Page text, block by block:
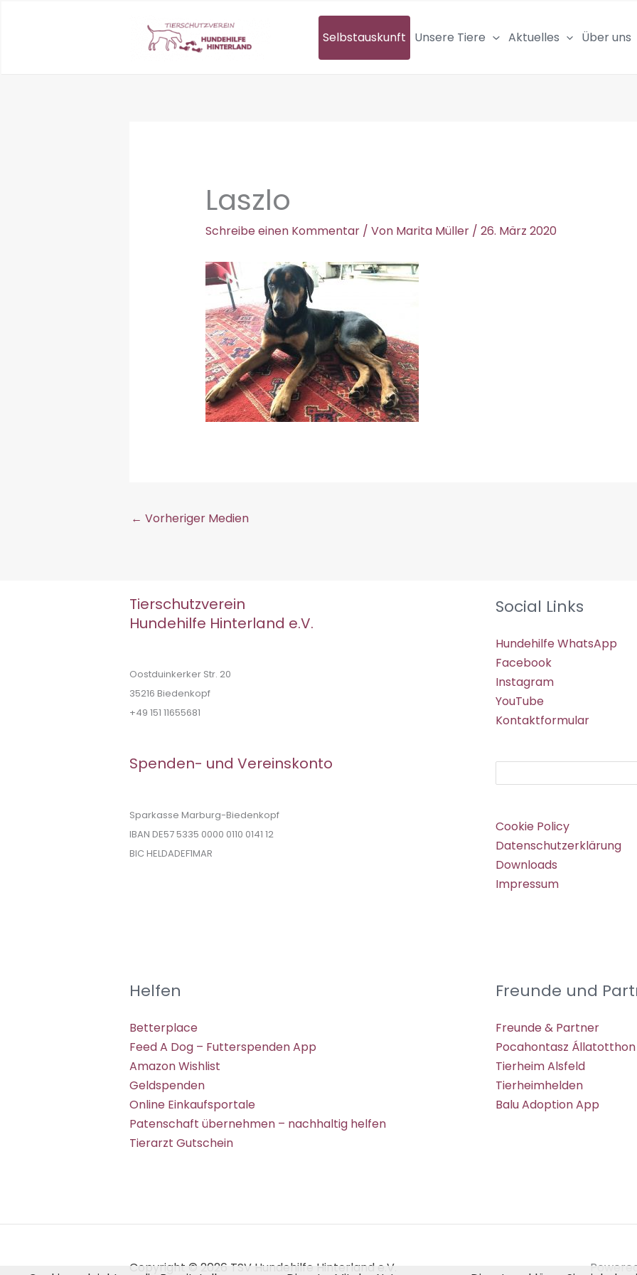
Selbstauskunft Unsere Tiere Aktuelles Über uns
Laszlo
Schreibe einen Kommentar / Von Marita Müller / 26. März 2020
← Vorheriger Medien
Tierschutzverein
Hundehilfe Hinterland e.V.
Oostduinkerker Str. 20
35216 Biedenkopf
+49 151 11655681
Spenden- und Vereinskonto
Sparkasse Marburg-Biedenkopf
IBAN DE57 5335 0000 0110 0141 12
BIC HELDADEF1MAR
Social Links
Hundehilfe WhatsApp
Facebook
Instagram
YouTube
Kontaktformular
Cookie Policy
Datenschutzerklärung
Downloads
Impressum
Helfen
Betterplace
Feed A Dog – Futterspenden App
Amazon Wishlist
Geldspenden
Online Einkaufsportale
Patenschaft übernehmen – nachhaltig helfen
Tierarzt Gutschein
Freunde und
Freunde & Partner
Pocahontasz Állatotthon
Tierheim Alsfeld
Tierheimhelden
Balu Adoption App
Copyright © 2026 TSV Hundehilfe Hinterland e.V.